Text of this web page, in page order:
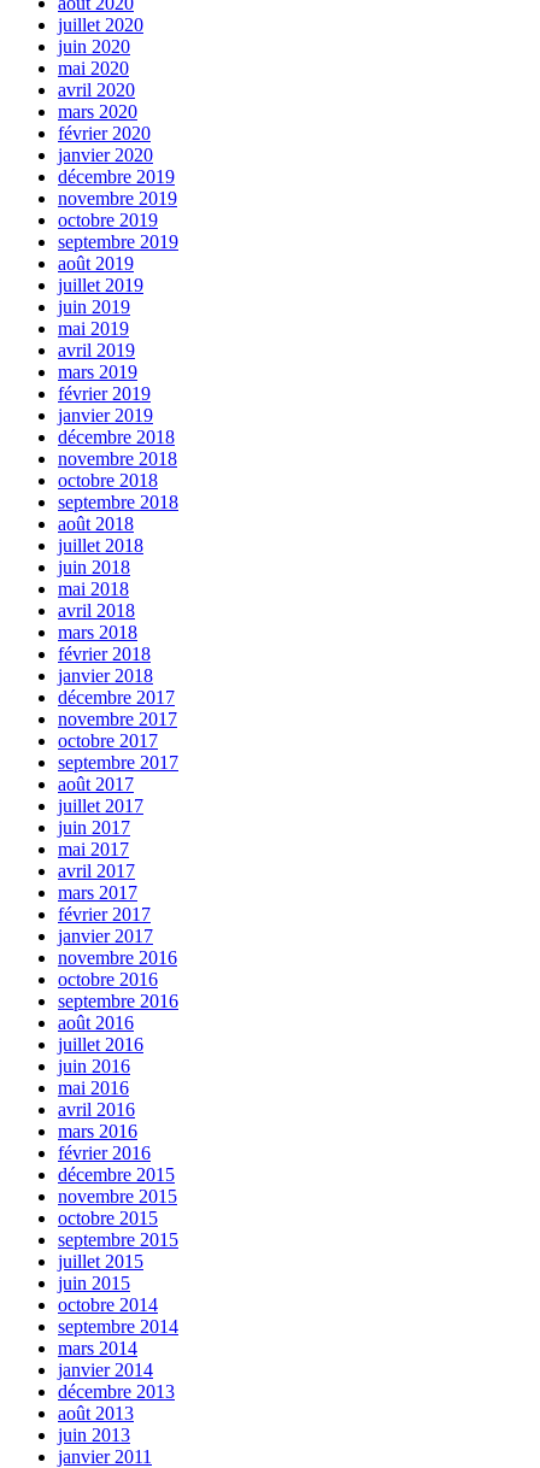
juillet 2020
juin 2020
mai 2020
avril 2020
mars 2020
février 2020
janvier 2020
décembre 2019
novembre 2019
octobre 2019
septembre 2019
août 2019
juillet 2019
juin 2019
mai 2019
avril 2019
mars 2019
février 2019
janvier 2019
décembre 2018
novembre 2018
octobre 2018
septembre 2018
août 2018
juillet 2018
juin 2018
mai 2018
avril 2018
mars 2018
février 2018
janvier 2018
décembre 2017
novembre 2017
octobre 2017
septembre 2017
août 2017
juillet 2017
juin 2017
mai 2017
avril 2017
mars 2017
février 2017
janvier 2017
novembre 2016
octobre 2016
septembre 2016
août 2016
juillet 2016
juin 2016
mai 2016
avril 2016
mars 2016
février 2016
décembre 2015
novembre 2015
octobre 2015
septembre 2015
juillet 2015
juin 2015
octobre 2014
septembre 2014
mars 2014
janvier 2014
décembre 2013
août 2013
juin 2013
janvier 2011